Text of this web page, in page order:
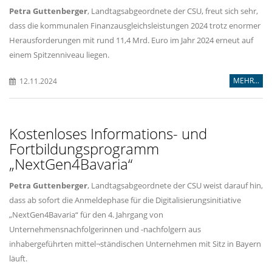
Petra Guttenberger, Landtagsabgeordnete der CSU, freut sich sehr,
dass die kommunalen Finanzausgleichsleistungen 2024 trotz enormer
Herausforderungen mit rund 11,4 Mrd. Euro im Jahr 2024 erneut auf
einem Spitzenniveau liegen.
12.11.2024 MEHR...
Kostenloses Informations- und
Fortbildungsprogramm
NextGen4Bavaria“
Petra Guttenberger, Landtagsabgeordnete der CSU weist darauf hin,
dass ab sofort die Anmeldephase für die Digitalisierungsinitiative
NextGen4Bavaria“ für den 4. Jahrgang von
Unternehmensnachfolgerinnen und -nachfolgern aus
inhabergeführten mittel¬ständischen Unternehmen mit Sitz in Bayern
läuft.